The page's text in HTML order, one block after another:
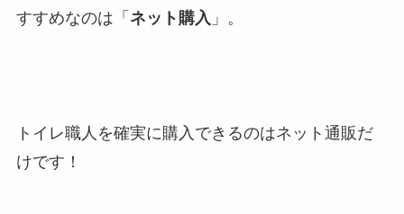
すすめなのは「 ネット購入 」。
トイレ職人を確実に購入できるのはネット通販だ
けです！